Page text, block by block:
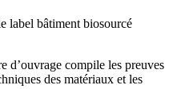
label bâtiment biosourcé
d’ouvrage compile les preuves
des matériaux et les